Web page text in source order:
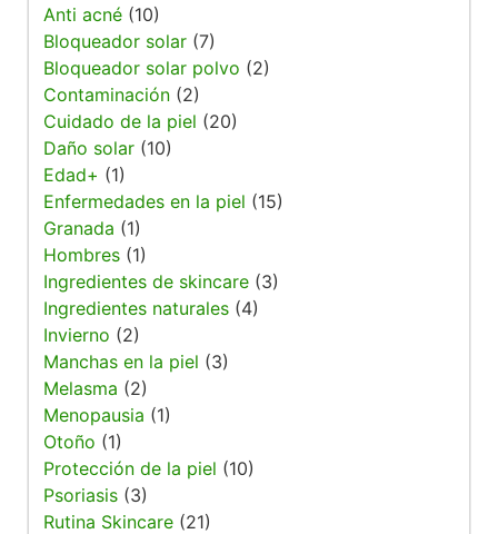
Anti acné (10)
Bloqueador solar (7)
Bloqueador solar polvo (2)
Contaminación (2)
Cuidado de la piel (20)
Daño solar (10)
Edad+ (1)
Enfermedades en la piel (15)
Granada (1)
Hombres (1)
Ingredientes de skincare (3)
Ingredientes naturales (4)
Invierno (2)
Manchas en la piel (3)
Melasma (2)
Menopausia (1)
Otoño (1)
Protección de la piel (10)
Psoriasis (3)
Rutina Skincare (21)